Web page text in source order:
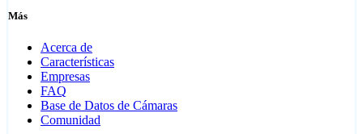
Más
Acerca de
Características
Empresas
FAQ
Base de Datos de Cámaras
Comunidad